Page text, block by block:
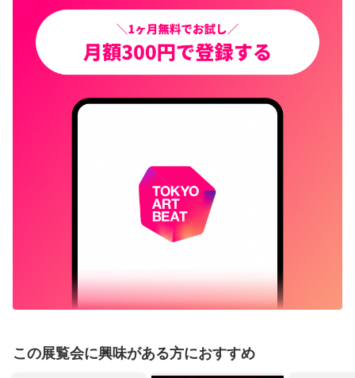
この展覧会に興味がある方におすすめ